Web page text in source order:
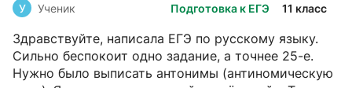
Подготовка к ЕГЭ 11 класс
У Ученик
Здравствуйте, написала ЕГЭ по русскому языку.
Сильно беспокоит одно задание, а точнее 25-е.
Нужно было выписать антонимы (антиномическую